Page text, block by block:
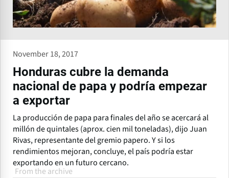
November 18, 2017
Honduras cubre la demanda
nacional de papa y podría empezar
a exportar
La producción de papa para finales del año se acercará al
millón de quintales (aprox. cien mil toneladas), dijo Juan
Rivas, representante del gremio papero. Y si los
rendimientos mejoran, concluye, el país podría estar
exportando en un futuro cercano.
From the archive